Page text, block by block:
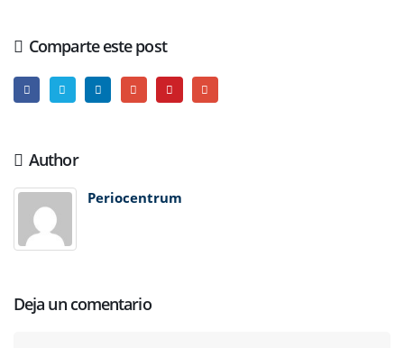
Comparte este post
Author
Periocentrum
Deja un comentario